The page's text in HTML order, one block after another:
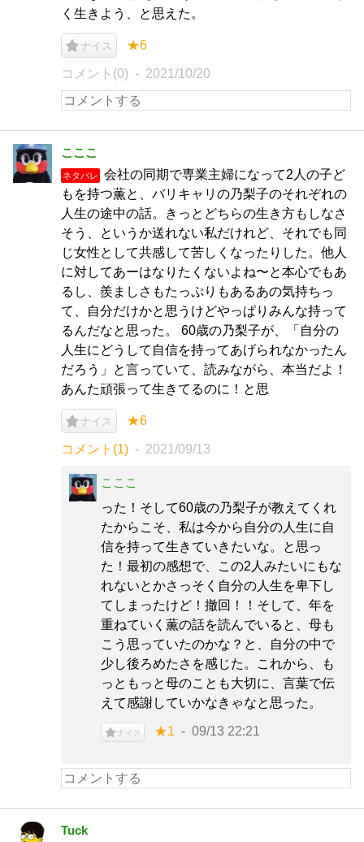
く生きよう、と思えた。
ナイス ★6
コメント(0) 2021/10/20
こここ
ネタバレ
会社の同期で専業主婦になって2人の子ど
もを持つ薫と、バリキャリの乃梨子のそれぞれの
人生の途中の話。きっとどちらの生き方もしなさ
そう、というか送れない私だけれど、それでも同
じ女性として共感して苦しくなったりした。他人
に対してあーはなりたくないよね〜と本心でもあ
るし、羨ましさもたっぷりもあるあの気持ちっ
て、自分だけかと思うけどやっぱりみんな持って
るんだなと思った。 60歳の乃梨子が、「自分の
人生にどうして自信を持ってあげられなかったん
だろう」と言っていて、読みながら、本当だよ！
あんた頑張って生きてるのに！と思
ナイス ★6
コメント(1) 2021/09/13
こここ
った！そして60歳の乃梨子が教えてくれ
たからこそ、私は今から自分の人生に自
信を持って生きていきたいな。と思っ
た！最初の感想で、この2人みたいにもな
れないとかさっそく自分の人生を卑下し
てしまったけど！撤回！！そして、年を
重ねていく薫の話を読んでいると、母も
こう思っていたのかな？と、自分の中で
少し後ろめたさを感じた。これから、も
っともっと母のことも大切に、言葉で伝
えて感謝していかなきゃなと思った。
ナイス ★1 09/13 22:21
Tuck